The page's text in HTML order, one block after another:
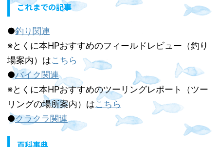
これまでの記事
●釣り関連
※とくに本HPおすすめのフィールドレビュー（釣り
場案内）はこちら
●バイク関連
※とくに本HPおすすめのツーリングレポート（ツー
リングの場所案内）はこちら
●クラクラ関連
百科事典